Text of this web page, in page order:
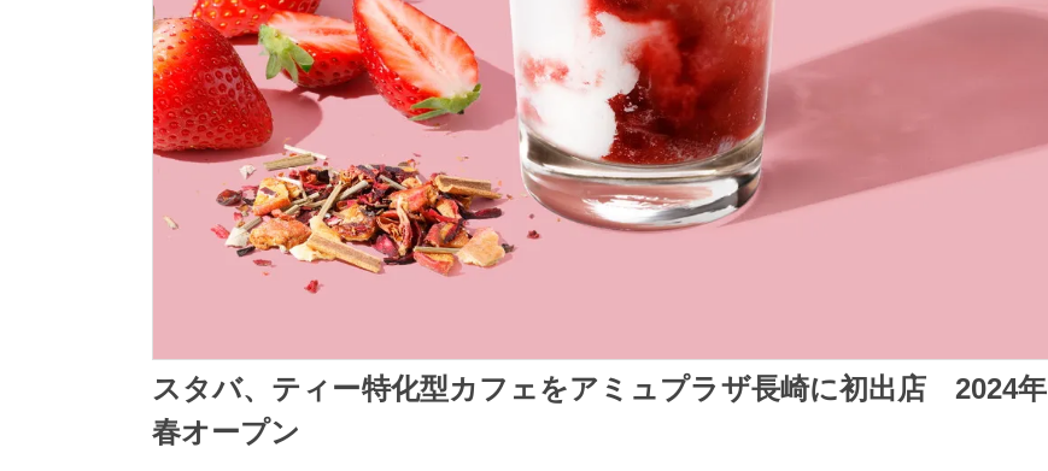
スタバ、ティー特化型カフェをアミュプラザ長崎に初出店 2024年
春オープン